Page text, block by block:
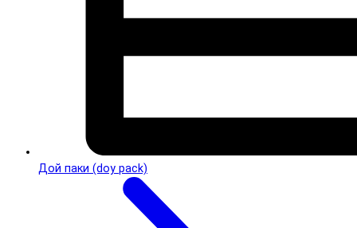
Дой паки (doy pack)